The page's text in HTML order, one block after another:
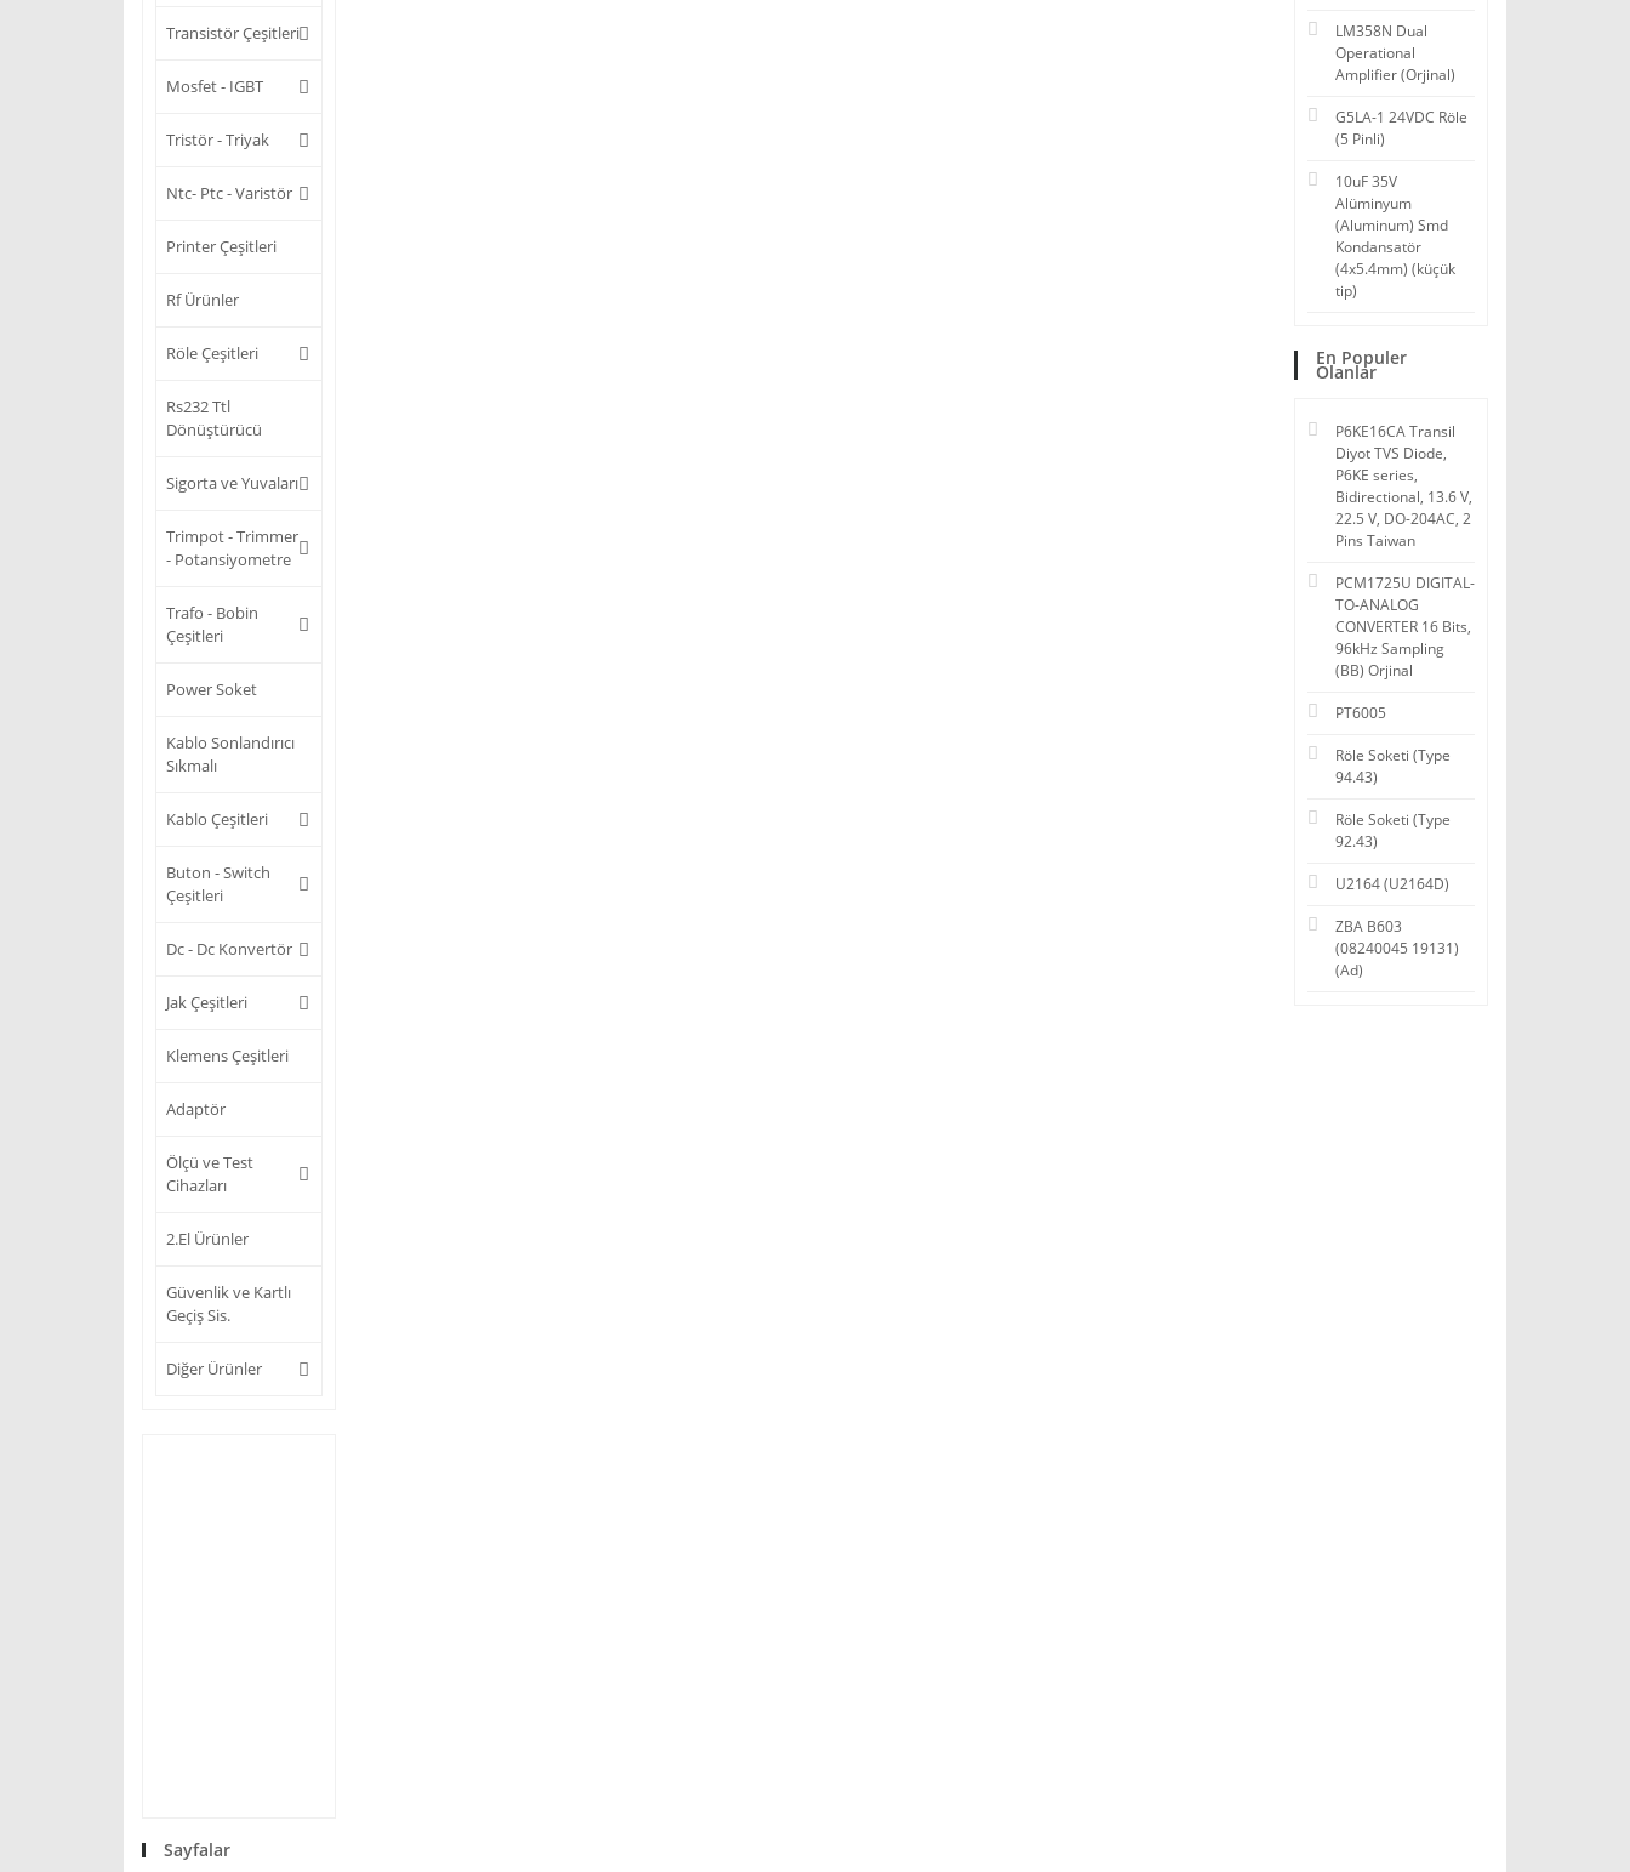
Transistör Çeşitleri
Mosfet - IGBT
Tristör - Triyak
Ntc- Ptc - Varistör
Printer Çeşitleri
Rf Ürünler
Röle Çeşitleri
Rs232 Ttl
Dönüştürücü
Sigorta ve Yuvaları
Trimpot - Trimmer
- Potansiyometre
Trafo - Bobin
Çeşitleri
Power Soket
Kablo Sonlandırıcı
Sıkmalı
Kablo Çeşitleri
Buton - Switch
Çeşitleri
Dc - Dc Konvertör
Jak Çeşitleri
Klemens Çeşitleri
Adaptör
Ölçü ve Test
Cihazları
2.El Ürünler
Güvenlik ve Kartlı
Geçiş Sis.
Diğer Ürünler
Sayfalar
LM358N Dual
Operational
Amplifier (Orjinal)
G5LA-1 24VDC Röle
(5 Pinli)
10uF 35V
Alüminyum
(Aluminum) Smd
Kondansatör
(4x5.4mm) (küçük
tip)
En Populer
Olanlar
P6KE16CA Transil
Diyot TVS Diode,
P6KE series,
Bidirectional, 13.6 V,
22.5 V, DO-204AC, 2
Pins Taiwan
PCM1725U DIGITAL-
TO-ANALOG
CONVERTER 16 Bits,
96kHz Sampling
(BB) Orjinal
PT6005
Röle Soketi (Type
94.43)
Röle Soketi (Type
92.43)
U2164 (U2164D)
ZBA B603
(08240045 19131)
(Ad)